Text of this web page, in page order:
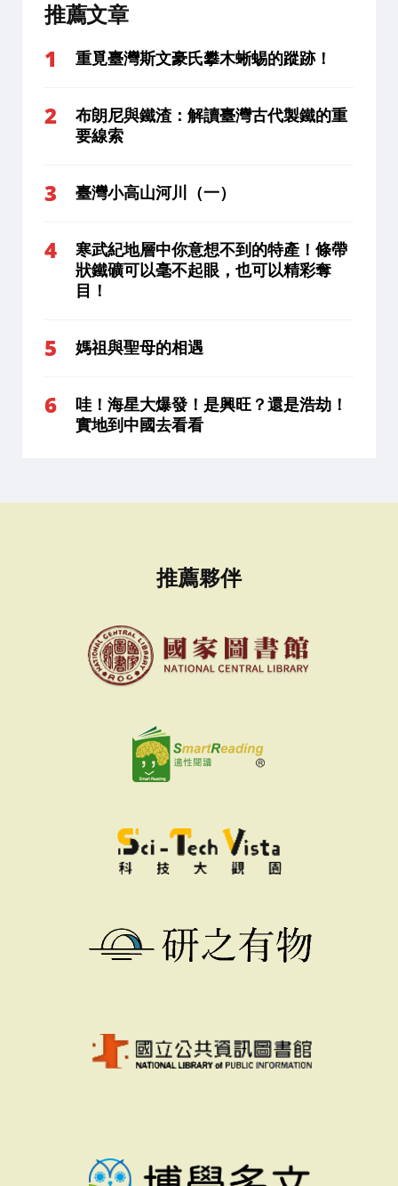
推薦文章
重覓臺灣斯文豪氏攀木蜥蜴的蹤跡！
布朗尼與鐵渣：解讀臺灣古代製鐵的重
要線索
臺灣小高山河川（一）
寒武紀地層中你意想不到的特產！條帶
狀鐵礦可以毫不起眼，也可以精彩奪
目！
媽祖與聖母的相遇
哇！海星大爆發！是興旺？還是浩劫！
實地到中國去看看
推薦夥伴